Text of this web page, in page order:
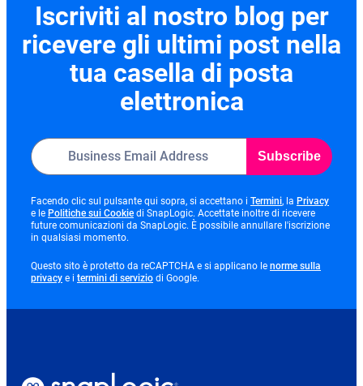
Iscriviti al nostro blog per
ricevere gli ultimi post nella
tua casella di posta
elettronica
Subscribe
Facendo clic sul pulsante qui sopra, si accettano i Terminiopens
in
new
, la Privacyopens
new
e le Politiche sui Cookieopens
in
di SnapLogic. Accettate inoltre di ricevere
future comunicazioni da SnapLogic. È possibile annullare l'iscrizione
in qualsiasi momento.
Questo sito è protetto da reCAPTCHA e si applicano le norme sulla
privacyopens
e i termini di servizioopens
di Google.